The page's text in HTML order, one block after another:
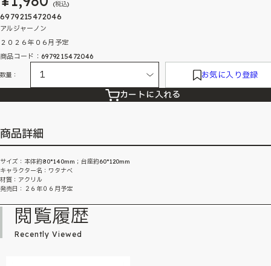
(税込)
6979215472046
アルジャーノン
２０２６年０６月予定
商品コード：6979215472046
数量： お気に入り登録
カートに入れる
商品詳細
サイズ：本体約80*140mm；台座約60*120mm
キャラクター名：ワタナベ
材質：アクリル
発売日：２６年０６月予定
閲覧履歴
Recently Viewed